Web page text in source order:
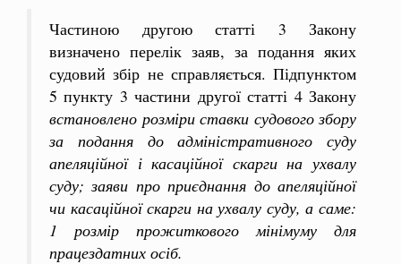
Частиною другою статті 3 Закону
визначено перелік заяв, за подання яких
судовий збір не справляється. Підпунктом
5 пункту 3 частини другої статті 4 Закону
встановлено розміри ставки судового збору
за подання до адміністративного суду
апеляційної і касаційної скарги на ухвалу
суду; заяви про приєднання до апеляційної
чи касаційної скарги на ухвалу суду, а саме:
1 розмір прожиткового мінімуму для
працездатних осіб.